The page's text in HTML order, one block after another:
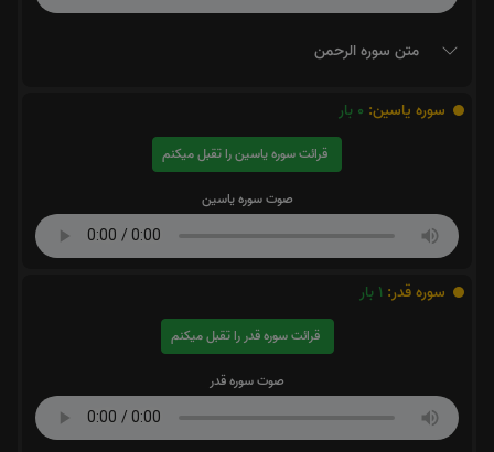
متن سوره الرحمن
سوره یاسین: 0 بار
قرائت سوره یاسین را تقبل میکنم
صوت سوره یاسین
سوره قدر: 1 بار
قرائت سوره قدر را تقبل میکنم
صوت سوره قدر